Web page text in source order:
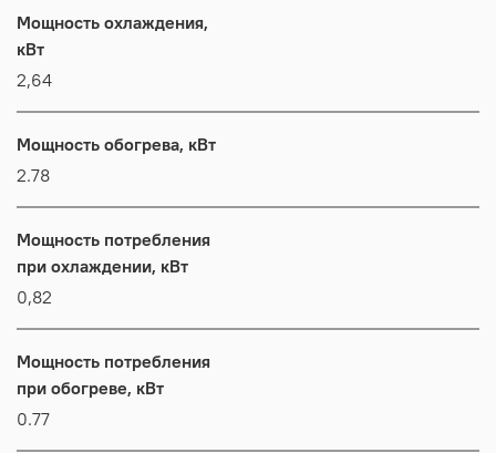
Мощность охлаждения,
кВт
2,64
Мощность обогрева, кВт
2.78
Мощность потребления
при охлаждении, кВт
0,82
Мощность потребления
при обогреве, кВт
0.77